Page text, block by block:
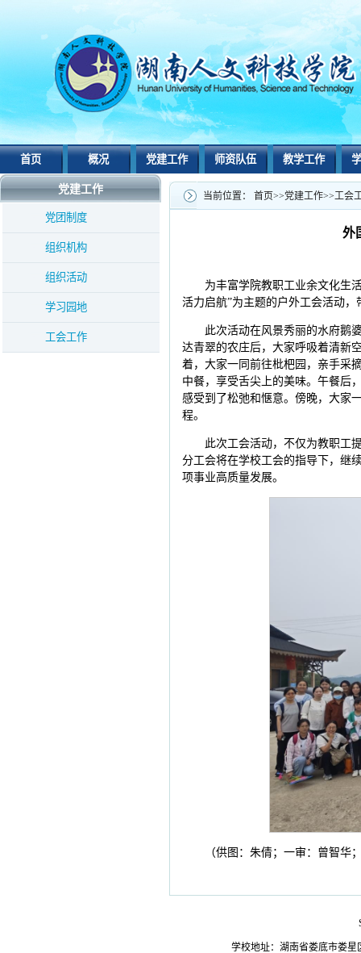
首页 概况 党建工作 师资队伍 教学工作
党建工作
党团制度
组织机构
组织活动
学习园地
工会工作
当前位置： 首页>>党建工作>>工会
外
为丰富学院教职工业余文化生
活力启航”为主题的户外工会活动
此次活动在风景秀丽的水府鹅
达青翠的农庄后，大家呼吸着清新
着，大家一同前往枇杷园，亲手采
中餐，享受舌尖上的美味。午餐后
感受到了松弛和惬意。傍晚，大家
程。
此次工会活动，不仅为教职工
分工会将在学校工会的指导下，继
项事业高质量发展。
（供图：朱倩；一审：曾智华
学校地址：湖南省娄底市娄星